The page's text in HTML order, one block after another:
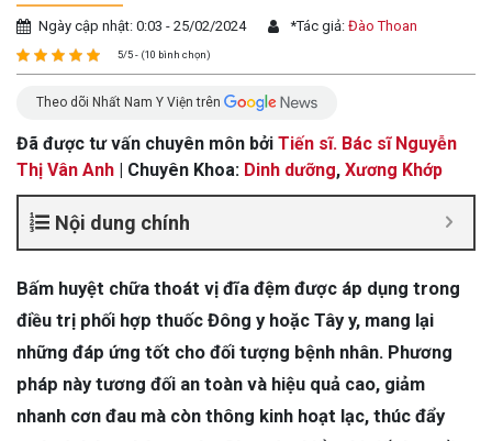
Ngày cập nhật: 0:03 - 25/02/2024 *Tác giả: Đào Thoan
5/5 - (10 bình chọn)
Theo dõi Nhất Nam Y Viện trên
Đã được tư vấn chuyên môn bởi Tiến sĩ. Bác sĩ Nguyễn
Thị Vân Anh | Chuyên Khoa: Dinh dưỡng, Xương Khớp
Nội dung chính
Bấm huyệt chữa thoát vị đĩa đệm được áp dụng trong
điều trị phối hợp thuốc Đông y hoặc Tây y, mang lại
những đáp ứng tốt cho đối tượng bệnh nhân. Phương
pháp này tương đối an toàn và hiệu quả cao, giảm
nhanh cơn đau mà còn thông kinh hoạt lạc, thúc đẩy